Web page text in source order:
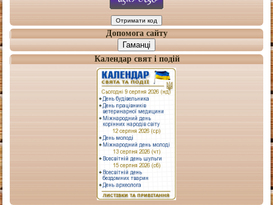
Допомога сайту
Гаманці
Календар свят і подій